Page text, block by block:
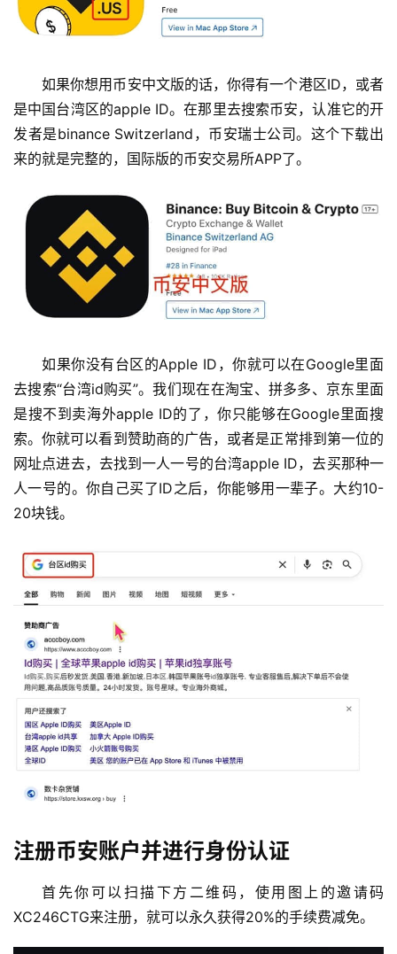
如果你想用币安中文版的话，你得有一个港区ID，或者
是中国台湾区的apple ID。在那里去搜索币安，认准它的开
发者是binance Switzerland，币安瑞士公司。这个下载出
来的就是完整的，国际版的币安交易所APP了。
如果你没有台区的Apple ID，你就可以在Google里面
去搜索“台湾id购买”。我们现在在淘宝、拼多多、京东里面
是搜不到卖海外apple ID的了，你只能够在Google里面搜
索。你就可以看到赞助商的广告，或者是正常排到第一位的
网址点进去，去找到一人一号的台湾apple ID，去买那种一
人一号的。你自己买了ID之后，你能够用一辈子。大约10-
20块钱。
注册币安账户并进行身份认证
首先你可以扫描下方二维码，使用图上的邀请码
XC246CTG来注册，就可以永久获得20%的手续费减免。